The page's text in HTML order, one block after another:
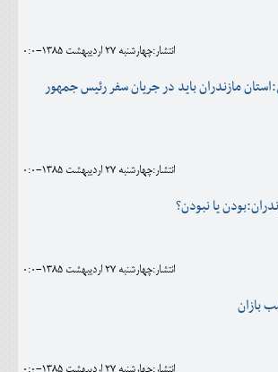
انتشار:چهارشنبه 27 ارديبهشت 1385-0:0
مازندران بايد در جريان سفر رئيس جمهور
انتشار:چهارشنبه 27 ارديبهشت 1385-0:0
يا نبودن؟
انتشار:چهارشنبه 27 ارديبهشت 1385-0:0
بازان